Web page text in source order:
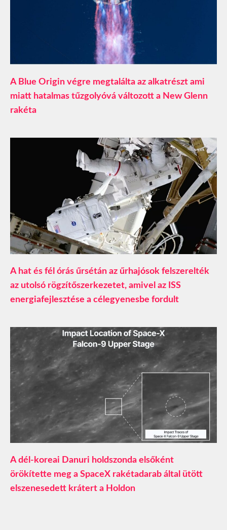
A Blue Origin végre megtalálta az alkatrészt ami
miatt hatalmas tűzgolyóvá változott a New Glenn
rakéta
A hat és fél órás űrsétán az űrhajósok felszerelték
az utolsó rögzítőszerkezetet, amivel az ISS
energiafejlesztése a célegyenesbe fordult
A dél-koreai Danuri holdszonda elsőként
örökítette meg a SpaceX rakétadarab által ütött
elszenesedett krátert a Holdon